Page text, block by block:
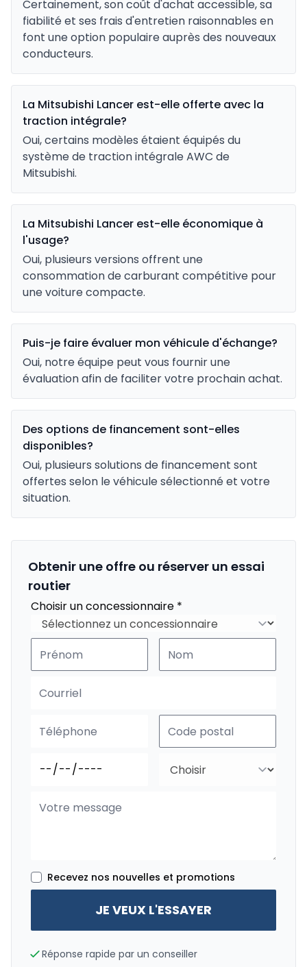
Certainement, son coût d'achat accessible, sa
fiabilité et ses frais d'entretien raisonnables en
font une option populaire auprès des nouveaux
conducteurs.
La Mitsubishi Lancer est-elle offerte avec la
traction intégrale?
Oui, certains modèles étaient équipés du
système de traction intégrale AWC de
Mitsubishi.
La Mitsubishi Lancer est-elle économique à
l'usage?
Oui, plusieurs versions offrent une
consommation de carburant compétitive pour
une voiture compacte.
Puis-je faire évaluer mon véhicule d'échange?
Oui, notre équipe peut vous fournir une
évaluation afin de faciliter votre prochain achat.
Des options de financement sont-elles
disponibles?
Oui, plusieurs solutions de financement sont
offertes selon le véhicule sélectionné et votre
situation.
Obtenir une offre ou réserver un essai
routier
Choisir un concessionnaire *
Recevez nos nouvelles et promotions
JE VEUX L'ESSAYER
Réponse rapide par un conseiller